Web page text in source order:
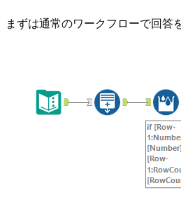
まずは通常のワークフローで回答